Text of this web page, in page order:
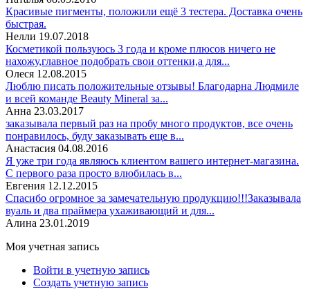
Красивые пигменты, положили ещё 3 тестера. Доставка очень
быстрая.
Нелли 19.07.2018
Косметикой пользуюсь 3 года и кроме плюсов ничего не
нахожу,главное подобрать свои оттенки,а для...
Олеся 12.08.2015
Люблю писать положительные отзывы! Благодарна Людмиле
и всей команде Beauty Mineral за...
Анна 23.03.2017
заказывала первый раз на пробу много продуктов, все очень
понравилось, буду заказывать еще в...
Анастасия 04.08.2016
Я уже три года являюсь клиентом вашего интернет-магазина.
С первого раза просто влюбилась в...
Евгения 12.12.2015
Спасибо огромное за замечательную продукцию!!!Заказывала
вуаль и два праймера ухаживающий и для...
Алина 23.01.2019
Моя учетная запись
Войти в учетную запись
Создать учетную запись